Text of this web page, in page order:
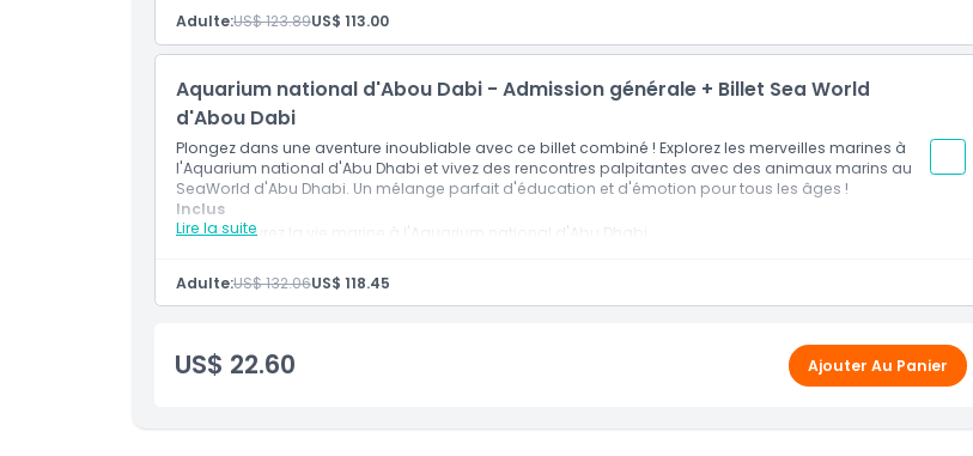
Parfait pour les familles et les amateurs d'aventure.
Adulte:US$ 123.89US$ 113.00
Aquarium national d'Abou Dabi - Admission générale + Billet Sea World
d'Abou Dabi
Plongez dans une aventure inoubliable avec ce billet combiné ! Explorez les merveilles marines à
l'Aquarium national d'Abu Dhabi et vivez des rencontres palpitantes avec des animaux marins au
SeaWorld d'Abu Dhabi. Un mélange parfait d'éducation et d'émotion pour tous les âges !
Lire la suite
Inclus
Découvrez la vie marine à l'Aquarium national d'Abu Dhabi.
Un mélange d'éducation et d'émotion pour tous les âges.
Adulte:US$ 132.06US$ 118.45
US$ 22.60 Ajouter Au Panier